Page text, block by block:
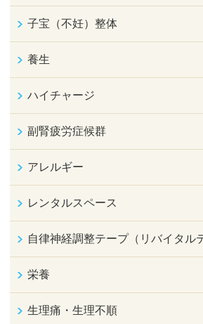
子宝（不妊）整体
養生
ハイチャージ
副腎疲労症候群
アレルギー
レンタルスペース
自律神経調整テープ（リバイタル
栄養
生理痛・生理不順